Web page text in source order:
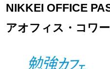
NIKKEI OFFICE
アオフィス・コワ